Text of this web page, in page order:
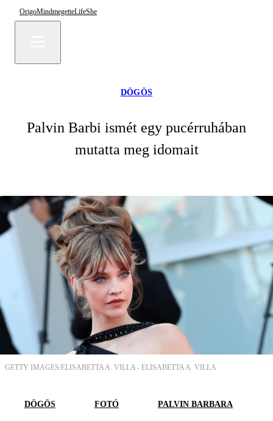
OrigoMindmegetteLifeShe
DÖGÖS
Palvin Barbi ismét egy pucérruhában
mutatta meg idomait
GETTY IMAGES/ELISABETTA A. VILLA - ELISABETTA A. VILLA
DÖGÖS FOTÓ PALVIN BARBARA